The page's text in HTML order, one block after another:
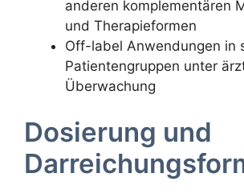
anderen komplementären
und Therapieformen
Off-label Anwendungen in
Patientengruppen unter
Überwachung
Dosierung und